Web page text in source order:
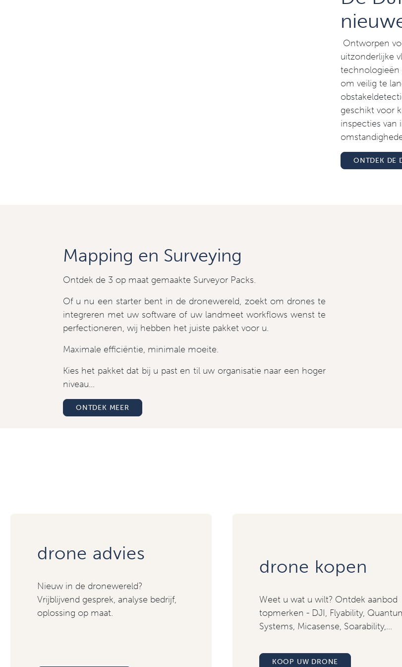
Ontworpen
uitzonderlijke
technologieën
om veilig te
geschikt voor
inspecties van
ONTDEK DE
Mapping en Surveying
Ontdek de 3 op maat gemaakte Surveyor Packs.
Of u nu een starter bent in de dronewereld, zoekt om drones te
integreren met uw software of uw landmeet workflows wenst te
perfectioneren, wij hebben het juiste pakket voor u.
Maximale efficiëntie, minimale moeite.
Kies het pakket dat bij u past en til uw organisatie naar een hoger
niveau...
ONTDEK MEER
drone advies
Nieuw in de dronewereld?
Vrijblijvend gesprek, analyse bedrijf,
oplossing op maat.
drone kopen
Weet u wat u wilt? Ontdek aanbod
topmerken - DJI, Flyability,
Systems, Micasense, Soarability,...
KOOP UW DRONE